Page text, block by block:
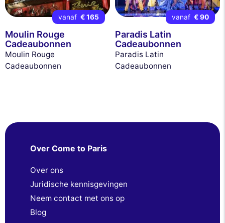
vanaf € 165
Moulin Rouge
Cadeaubonnen
Moulin Rouge
Cadeaubonnen
vanaf € 90
Paradis Latin
Cadeaubonnen
Paradis Latin
Cadeaubonnen
Over Come to Paris
Over ons
Juridische kennisgevingen
Neem contact met ons op
Blog